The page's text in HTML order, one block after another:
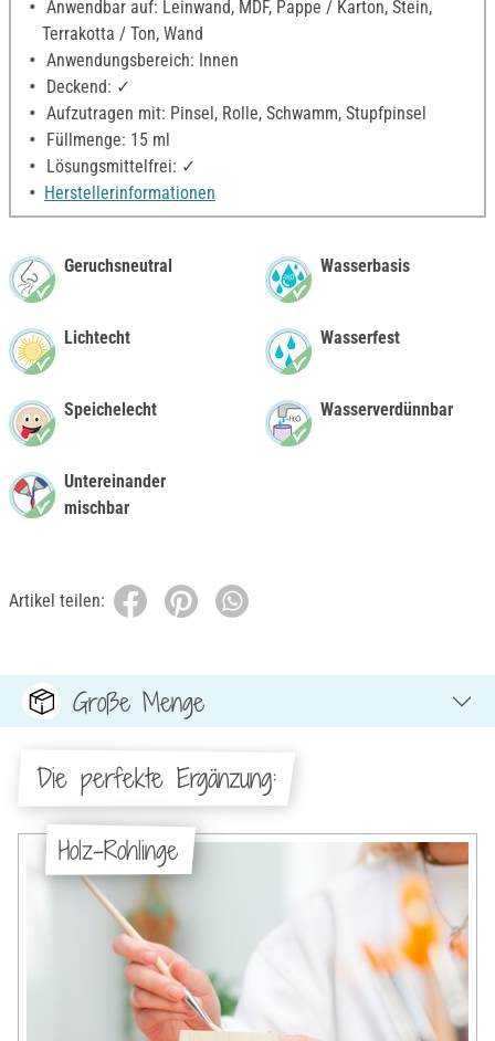
Anwendbar auf: Leinwand, MDF, Pappe / Karton, Stein,
Terrakotta / Ton, Wand
Anwendungsbereich: Innen
Deckend: ✓
Aufzutragen mit: Pinsel, Rolle, Schwamm, Stupfpinsel
Füllmenge: 15 ml
Lösungsmittelfrei: ✓
Herstellerinformationen
Geruchsneutral
Lichtecht
Speichelecht
Untereinander
mischbar
Wasserbasis
Wasserfest
Wasserverdünnbar
Artikel teilen:
Große Menge
Die perfekte Ergänzung:
Holz-Rohlinge